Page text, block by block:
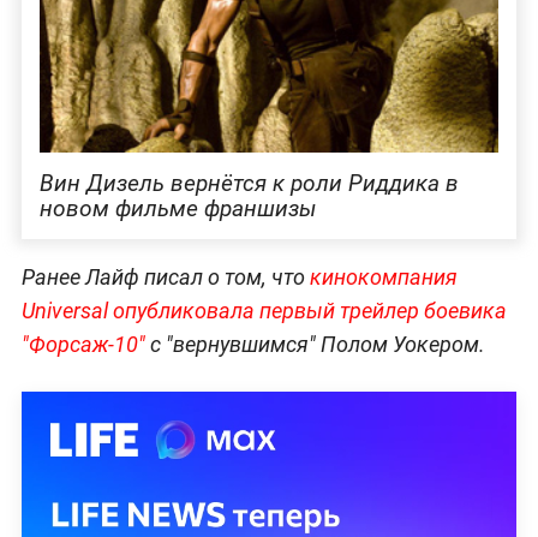
Вин Дизель вернётся к роли Риддика в
новом фильме франшизы
Ранее Лайф писал о том, чтокинокомпания
Universal опубликовала первый трейлер боевика
"Форсаж-10"с "вернувшимся" Полом Уокером.